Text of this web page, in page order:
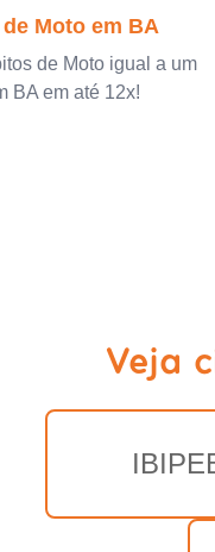
Moto em BA
de Moto igual a um
BA em até 12x!
Veja